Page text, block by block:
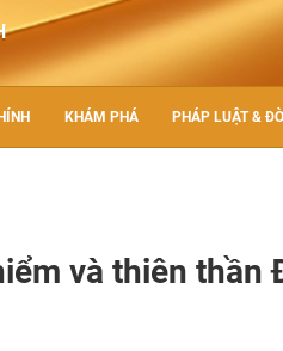
KHÁM PHÁ PHÁP LUẬT &
và thiên thần